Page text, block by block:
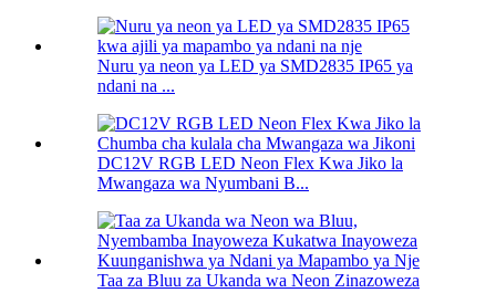
Nuru ya neon ya LED ya SMD2835 IP65 ya
ndani na ...
DC12V RGB LED Neon Flex Kwa Jiko la
Mwangaza wa Nyumbani B...
Taa za Bluu za Ukanda wa Neon Zinazoweza